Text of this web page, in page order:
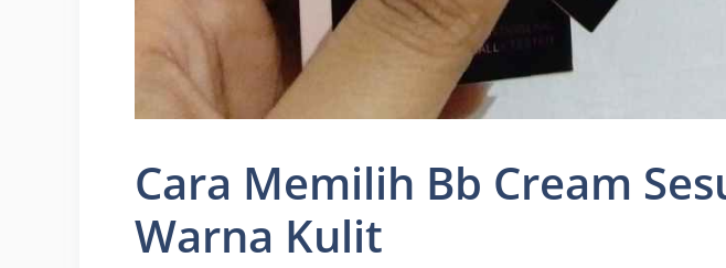
Cara Memilih Bb Cream
Warna Kulit